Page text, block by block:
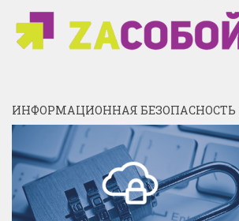
ИНФОРМАЦИОННАЯ БЕЗОПАСНОСТЬ